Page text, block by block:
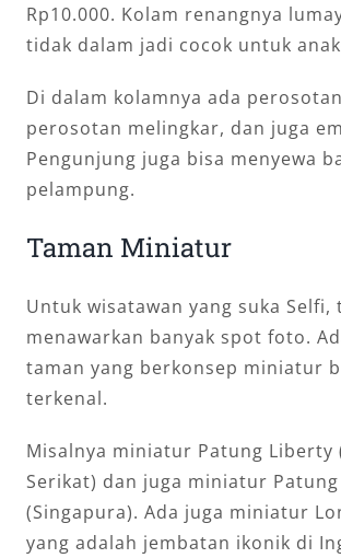
Rp10.000. Kolam renangnya
tidak dalam jadi cocok untuk
Di dalam kolamnya ada
perosotan melingkar, dan juga
Pengunjung juga bisa menyewa
pelampung.
Taman Miniatur
Untuk wisatawan yang suka Selfi,
menawarkan banyak spot foto.
taman yang berkonsep miniatur
terkenal.
Misalnya miniatur Patung Liberty
Serikat) dan juga miniatur
(Singapura). Ada juga miniatur
yang adalah jembatan ikonik di